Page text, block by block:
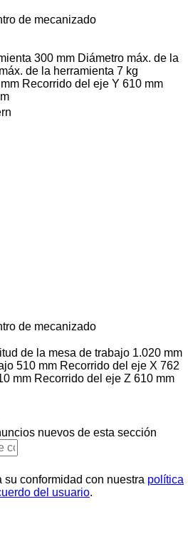
de mecanizado
300 mm Diámetro máx. de la
de la herramienta 7 kg
Recorrido del eje Y 610 mm
de mecanizado
de la mesa de trabajo 1.020 mm
510 mm Recorrido del eje X 762
mm Recorrido del eje Z 610 mm
nuevos de esta sección
conformidad con nuestra política
del usuario.